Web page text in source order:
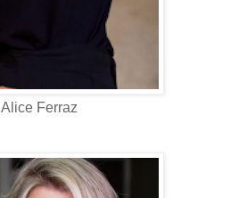
Alice Ferraz